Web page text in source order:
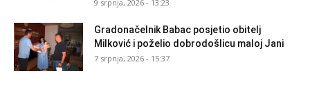
9 srpnja, 2026 - 13:23
Gradonačelnik Babac posjetio obitelj
Milković i poželio dobrodošlicu maloj Jani
7 srpnja, 2026 - 15:37